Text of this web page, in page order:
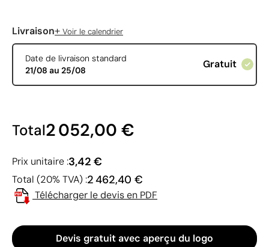
Livraison+ Voir le calendrier
Date de livraison standard
21/08 au 25/08
Gratuit
Total2 052,00 €
Prix unitaire :3,42 €
Total (20% TVA) :2 462,40 €
Télécharger le devis en PDF
Devis gratuit avec aperçu du logo